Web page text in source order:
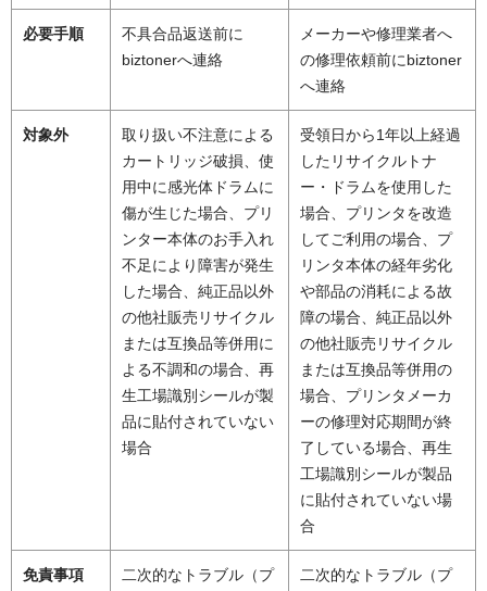
必要手順
不具合品返送前に
biztonerへ連絡
メーカーや修理業者へ
の修理依頼前にbiztoner
へ連絡
対象外
取り扱い不注意による
カートリッジ破損、使
用中に感光体ドラムに
傷が生じた場合、プリ
ンター本体のお手入れ
不足により障害が発生
した場合、純正品以外
の他社販売リサイクル
または互換品等併用に
よる不調和の場合、再
生工場識別シールが製
品に貼付されていない
場合
受領日から1年以上経過
したリサイクルトナ
ー・ドラムを使用した
場合、プリンタを改造
してご利用の場合、プ
リンタ本体の経年劣化
や部品の消耗による故
障の場合、純正品以外
の他社販売リサイクル
または互換品等併用の
場合、プリンタメーカ
ーの修理対応期間が終
了している場合、再生
工場識別シールが製品
に貼付されていない場
合
免責事項
二次的なトラブル（プ
二次的なトラブル（プ